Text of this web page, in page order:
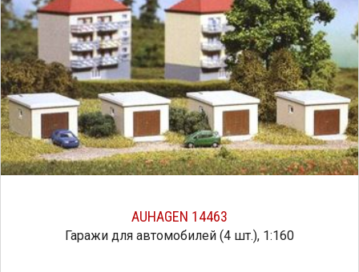
AUHAGEN 14463
Гаражи для автомобилей (4 шт.), 1:160